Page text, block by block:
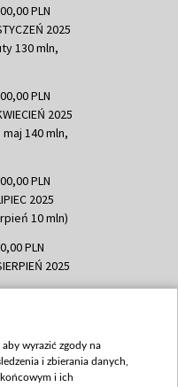
PLN
2025
130 mln,
PLN
2025
140 mln,
PLN
2025
10 mln)
PLN
2025
PLN
październik 350
wyrazić zgody na
i zbierania danych,
i ich